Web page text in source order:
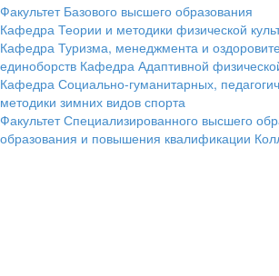
Факультет Базового высшего образования
Кафедра Теории и методики физической
Кафедра Туризма, менеджмента и
единоборств Кафедра Адаптивной
Кафедра Социально-гуманитарных,
методики зимних видов спорта
Факультет Специализированного высшего
образования и повышения квалификации